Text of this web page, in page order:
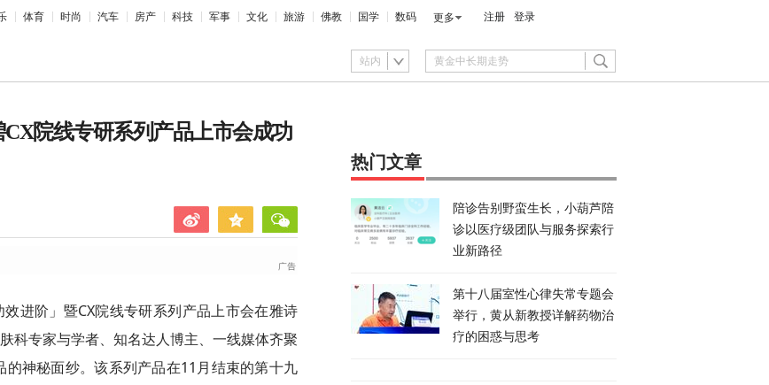
体育 时尚 汽车 房产 科技 军事 文化 旅游 佛教 国学 数码 更多 注册 登录
站内
院线专研系列产品上市会成功
进阶」暨CX院线专研系列产品上市会在雅诗
科专家与学者、知名达人博主、一线媒体齐聚
神秘面纱。该系列产品在11月结束的第十九
热门文章
陪诊告别野蛮生长，小葫芦陪
诊以医疗级团队与服务探索行
业新路径
第十八届室性心律失常专题会
举行，黄从新教授详解药物治
疗的困惑与思考